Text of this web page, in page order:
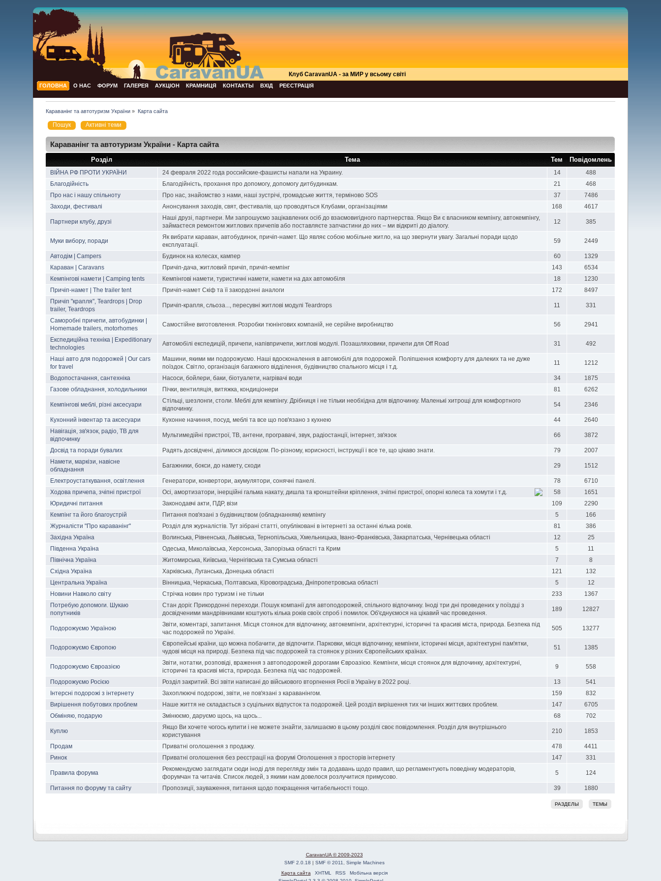
Клуб СaravanUA - за МИР у всьому світі
ГОЛОВНА О НАС ФОРУМ ГАЛЕРЕЯ АУКЦІОН КРАМНИЦЯ КОНТАКТЫ ВХІД РЕЄСТРАЦІЯ
Караванінг та автотуризм України » Карта сайта
Пошук Активні теми
Караванінг та автотуризм України - Карта сайта
Розділ Тема Тем Повідомлень
ВІЙНА РФ ПРОТИ УКРАЇНИ 24 февраля 2022 года российские-фашисты напали на Украину. 14
488
Благодійність
Благодійність, прохання про допомогу, допомогу дитбудинкам. 21
468
Про нас і нашу спільноту
Про нас, знайомство з нами, наші зустрічі, громадське життя, терміново SOS 37
7486
Заходи, фестивалі
Анонсування заходів, свят, фестивалів, що проводяться Клубами, організаціями 168 4617
Партнери клубу, друзі
Наші друзі, партнери. Ми запрошуємо зацікавлених осіб до взаємовигідного партнерства. Якщо Ви є власником кемпінгу, автокемпінгу,
займаєтеся ремонтом житлових причепів або поставляєте запчастини до них – ми відкриті до діалогу.
12 385
Муки вибору, поради
Як вибрати караван, автобудинок, причіп-намет. Що являє собою мобільне житло, на що звернути увагу. Загальні поради щодо
експлуатації.
59 2449
Автодім | Campers Будинок на колесах, кампер 60
1329
Караван | Caravans
Причіп-дача, житловий причіп, причіп-кемпінг 143
6534
Кемпінгові намети | Сamping tents
Кемпінгові намети, туристичні намети, намети на дах автомобіля 18
1230
Причіп-намет | The trailer tent
Причіп-намет Скіф та її закордонні аналоги 172
8497
Причіп "крапля", Teardrops | Drop
trailer, Teardrops
Причіп-крапля, сльоза..., пересувні житлові модулі Teardrops 11 331
Саморобні причепи, автобудинки |
Homemade trailers, motorhomes
Самостійне виготовлення. Розробки тюнінгових компаній, не серійне виробництво 56 2941
Експедиційна техніка | Expeditionary
technologies
Автомобілі експедицій, причепи, напівпричепи, житлові модулі. Позашляховики, причепи для Off Road 31 492
Наші авто для подорожей | Our cars
for travel
Машини, якими ми подорожуємо. Наші вдосконалення в автомобілі для подорожей. Поліпшення комфорту для далеких та не дуже
поїздок. Світло, організація багажного відділення, будівництво спального місця і т.д.
11 1212
Водопостачання, сантехніка Насоси, бойлери, баки, біотуалети, нагрівачі води 34
1875
Газове обладнання, холодильники
Пічки, вентиляція, витяжка, кондиціонери 81 6262
Кемпінгові меблі, різні аксесуари
Стільці, шезлонги, столи. Меблі для кемпінгу. Дрібниця і не тільки необхідна для відпочинку. Маленькі хитрощі для комфортного
відпочинку.
54 2346
Кухонний інвентар та аксесуари Кухонне начиння, посуд, меблі та все що пов'язано з кухнею 44
2640
Навігація, зв'язок, радіо, ТВ для
відпочинку
Мультимедійні пристрої, ТВ, антени, програвачі, звук, радіостанції, інтернет, зв'язок 66 3872
Досвід та поради бувалих Радять досвідчені, ділимося досвідом. По-різному, корисності, інструкції і все те, що цікаво знати. 79
2007
Намети, маркізи, навісне
обладнання
Багажники, бокси, до намету, сходи 29 1512
Електроустаткування, освітлення Генератори, конвертори, акумулятори, сонячні панелі. 78
6710
Ходова причепа, зчіпні пристрої
Осі, амортизатори, інерційні гальма накату, дишла та кронштейни кріплення, зчіпні пристрої, опорні колеса та хомути і т.д. 58
1651
Юридичні питання
Законодавчі акти, ПДР, візи 109
2290
Кемпінг та його благоустрій
Питання пов'язані з будівництвом (обладнанням) кемпінгу 5
166
Журналісти "Про караванінг"
Розділ для журналістів. Тут зібрані статті, опубліковані в інтернеті за останні кілька років. 81
386
Західна Україна
Волинська, Рівненська, Львівська, Тернопільська, Хмельницька, Івано-Франківська, Закарпатська, Чернівецька області 12
25
Південна Україна
Одеська, Миколаївська, Херсонська, Запорізька області та Крим 5
11
Північна Україна
Житомирська, Київська, Чернігівська та Сумська області 7
8
Східна Україна
Харківська, Луганська, Донецька області 121
132
Центральна Україна
Вінницька, Черкаська, Полтавська, Кіровоградська, Дніпропетровська області 5
12
Новини Навколо світу
Стрічка новин про туризм і не тільки 233
1367
Потребую допомоги. Шукаю
попутників
Стан доріг. Прикордонні переходи. Пошук компанії для автоподорожей, спільного відпочинку. Іноді три дні проведених у поїздці з
досвідченими мандрівниками коштують кілька років своїх спроб і помилок. Об'єднуємося на цікавий час проведення.
189 12827
Подорожуємо Україною
Звіти, коментарі, запитання. Місця стоянок для відпочинку, автокемпінги, архітектурні, історичні та красиві міста, природа. Безпека під
час подорожей по Україні.
505 13277
Подорожуємо Європою
Європейські країни, що можна побачити, де відпочити. Парковки, місця відпочинку, кемпінги, історичні місця, архітектурні пам'ятки,
чудові місця на природі. Безпека під час подорожей та стоянок у різних Європейських країнах.
51 1385
Подорожуємо Євроазією
Звіти, нотатки, розповіді, враження з автоподорожей дорогами Євроазією. Кемпінги, місця стоянок для відпочинку, архітектурні,
історичні та красиві міста, природа. Безпека під час подорожей.
9 558
Подорожуємо Росією Розділ закритий. Всі звіти написані до військового вторгнення Росії в Україну в 2022 році. 13
541
Інтерсні подорожі з інтернету
Захоплюючі подорожі, звіти, не пов'язані з караванінгом. 159
832
Вирішення побутових проблем
Наше життя не складається з суцільних відпусток та подорожей. Цей розділ вирішення тих чи інших життєвих проблем. 147
6705
Обміняю, подарую
Змінюємо, даруємо щось, на щось... 68 702
Куплю
Якщо Ви хочете чогось купити і не можете знайти, залишаємо в цьому розділі своє повідомлення. Розділ для внутрішнього
користування
210 1853
Продам Приватні оголошення з продажу. 478
4411
Ринок
Приватні оголошення без реєстрації на форумі Оголошення з просторів інтернету 147 331
Правила форума
Рекомендуємо заглядати сюди іноді для перегляду змін та додавань щодо правил, що регламентують поведінку модераторів,
форумчан та читачів. Список людей, з якими нам довелося розлучитися примусово.
5 124
Питання по форуму та сайту Пропозиції, зауваження, питання щодо покращення читабельності тощо. 39 1880
РАЗДЕЛЫ ТЕМЫ
CaravanUA © 2009-2023
SMF 2.0.18 | SMF © 2011
Simple Machines
Карта сайта
XHTML RSS
Мобільна версія